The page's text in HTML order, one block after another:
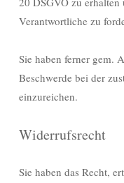
Verantwortliche zu
Sie haben ferner gem.
Beschwerde bei der
einzureichen.
Widerrufsrecht
Sie haben das Recht,